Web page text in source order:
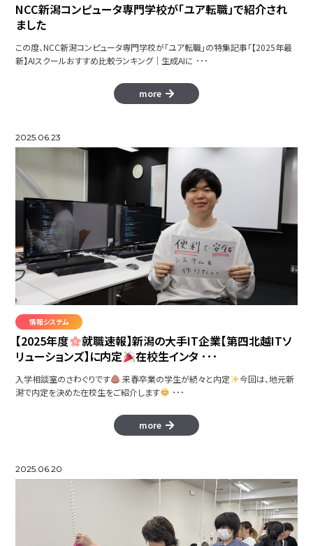
NCC新潟コンピュータ専門学校が「ユア転職」で紹介され
ました
この度、NCC新潟コンピュータ専門学校が「ユア転職」の特集記事「【2025年最
新】AIスクールおすすめ比較ランキング｜生成AIに ･･･
more
2025.06.23
情報システム
【2025年度
就職速報】新潟の大手IT企業【第四北越ITソ
リューションズ】に内定
在校生インタ ･･･
入学相談室のさわぐりです 来春卒業の学生が続々と内定
今回は、地元新
潟で内定を決めた在校生をご紹介します
･･･
more
2025.06.20